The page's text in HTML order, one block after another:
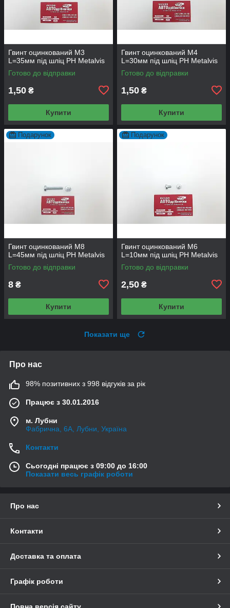
Гвинт оцинкований М3
L=35мм під шліц PH Metalvis
Готово до відправки
1,50 ₴
Купити
Гвинт оцинкований М4
L=30мм під шліц PH Metalvis
Готово до відправки
1,50 ₴
Купити
Подарунок
Гвинт оцинкований М8
L=45мм під шліц PH Metalvis
Готово до відправки
8 ₴
Купити
Подарунок
Гвинт оцинкований М6
L=10мм під шліц PH Metalvis
Готово до відправки
2,50 ₴
Купити
Показати ще
Про нас
98% позитивних з 998 відгуків за рік
Працює з 30.01.2016
м. Лубни
Фабрична, 6А, Лубни, Україна
Контакти
Сьогодні працює з 09:00 до 16:00
Показати весь графік роботи
Про нас
Контакти
Доставка та оплата
Графік роботи